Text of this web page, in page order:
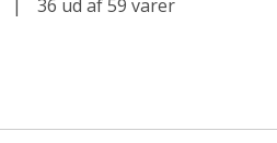
36 ud af 59 varer